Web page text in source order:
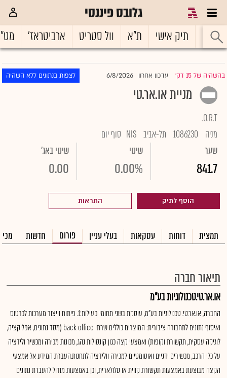
גלובס פיננסי
ראשי תיק אישי ת"א וול סטריט ארביטראז'
בהשהיה של 15 דק' |עדכון אחרון 6/8/2026 לצפות בנתונים ללא השהיה
מניית או.אר.טי
O.R.T.
מניה
1086230 תל-אביב NIS סוף יום
שער
841.7
שינוי
0.00%
שינוי באג'
0.00
הוסף לתיק התראות
תמצית דוחות עסקאות בעלי עניין פורום חדשות
תיאור חברה
או.אר.טי.טכנולוגיות בע"מ
החברה, או.אר.טי. טכנולוגיות בע"מ, עוסקת בשני תחומי פעילות:1. פיתוח וייצור מערכות לכרטוס
ואיסוף נתונים לתחבורה ציבורית: המוצרים כוללים שרתי back office (מסד נתונים, אפליקציה,
לוגיקה עסקית, תקשורת וקופות) ואמצעי קצה כגון קונסולות נהג, מכונות מכירה ומכשיר ולידציה
על כלי הרכב, מכשירים ידניים ואוטומטיים למכירה וולידציה לתחנות.העברת המידע אל אמצעי
הקצה מבוצעת באמצעות תקשורת קווית או סלולארית, וכן באמצעות מודול להעברת נתונים